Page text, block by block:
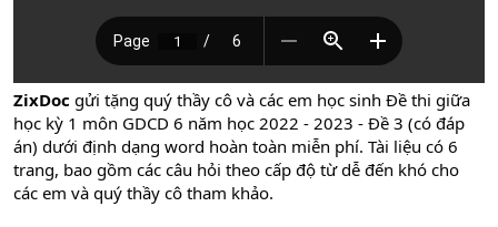
ZixDoc gửi tặng quý thầy cô và các em học sinh Đề thi giữa
học kỳ 1 môn GDCD 6 năm học 2022 - 2023 - Đề 3 (có đáp
án) dưới định dạng word hoàn toàn miễn phí. Tài liệu có 6
trang, bao gồm các câu hỏi theo cấp độ từ dễ đến khó cho
các em và quý thầy cô tham khảo.